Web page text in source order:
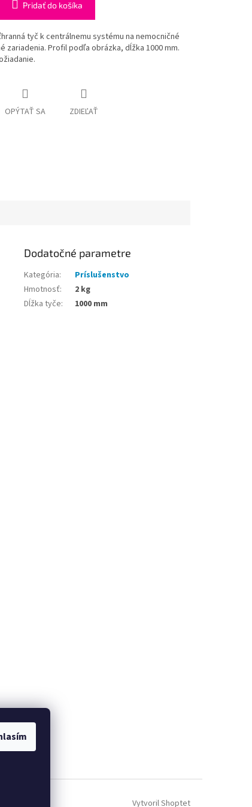
Pridať do košíka
tyč k centrálnemu systému na nemocničné
zariadenia. Profil podľa obrázka, dĺžka 1000 mm.
OPÝTAŤ SA ZDIEĽAŤ
Dodatočné parametre
Kategória:
Príslušenstvo
Hmotnosť:
2 kg
Dĺžka tyče: 1000 mm
Vytvoril Shoptet